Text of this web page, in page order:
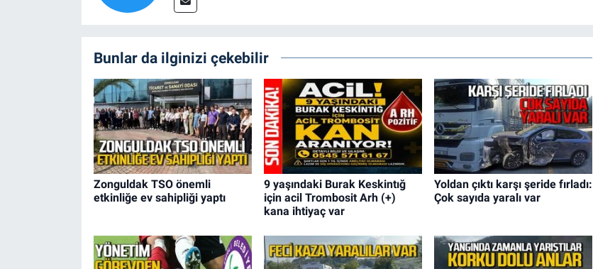
Bunlar da ilginizi çekebilir
Zonguldak TSO önemli
etkinliğe ev sahipliği yaptı
9 yaşındaki Burak Keskintığ
için acil Trombosit Arh (+)
kana ihtiyaç var
Yoldan çıktı karşı şeride fırladı:
Çok sayıda yaralı var